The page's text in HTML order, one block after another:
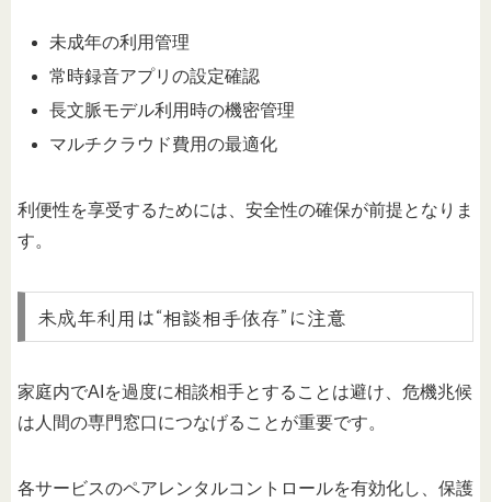
未成年の利用管理
常時録音アプリの設定確認
長文脈モデル利用時の機密管理
マルチクラウド費用の最適化
利便性を享受するためには、安全性の確保が前提となりま
す。
未成年利用は“相談相手依存”に注意
家庭内でAIを過度に相談相手とすることは避け、危機兆候
は人間の専門窓口につなげることが重要です。
各サービスのペアレンタルコントロールを有効化し、保護